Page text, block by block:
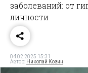
заболеваний: от
личности
04.02.2025 15:31
Автор: Николай Козин